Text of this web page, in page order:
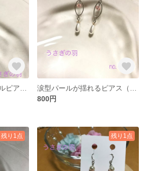
800円
残り1点 残り1点